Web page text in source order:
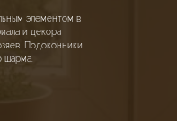
элементом в
и декора
Подоконники
шарма.